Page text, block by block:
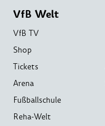
VfB Welt
VfB TV
Shop
Tickets
Arena
Fußballschule
Reha-Welt